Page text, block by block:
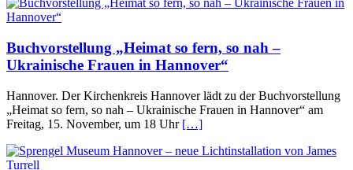
Buchvorstellung „Heimat so fern, so nah –
Ukrainische Frauen in Hannover“
Hannover. Der Kirchenkreis Hannover lädt zu der Buchvorstellung
„Heimat so fern, so nah – Ukrainische Frauen in Hannover“ am
Freitag, 15. November, um 18 Uhr […]